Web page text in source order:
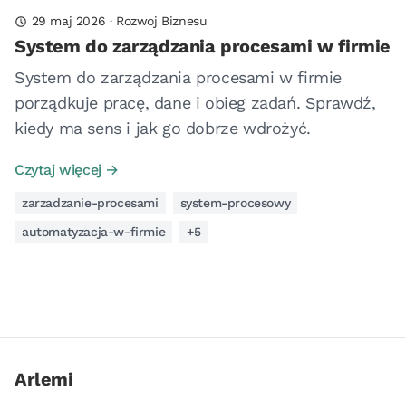
29 maj 2026 · Rozwoj Biznesu
System do zarządzania procesami w firmie
System do zarządzania procesami w firmie
porządkuje pracę, dane i obieg zadań. Sprawdź,
kiedy ma sens i jak go dobrze wdrożyć.
Czytaj więcej →
zarzadzanie-procesami
system-procesowy
automatyzacja-w-firmie
+5
Arlemi